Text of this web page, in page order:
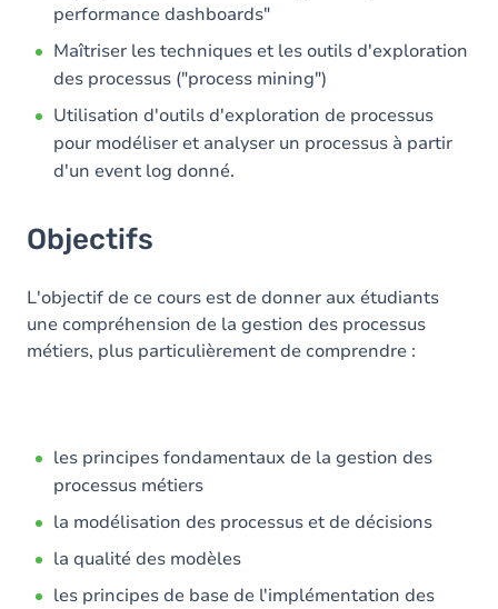
performance dashboards"
Maîtriser les techniques et les outils d'exploration
des processus ("process mining")
Utilisation d'outils d'exploration de processus
pour modéliser et analyser un processus à partir
d'un event log donné.
Objectifs
L'objectif de ce cours est de donner aux étudiants
une compréhension de la gestion des processus
métiers, plus particulièrement de comprendre :
les principes fondamentaux de la gestion des
processus métiers
la modélisation des processus et de décisions
la qualité des modèles
les principes de base de l'implémentation des